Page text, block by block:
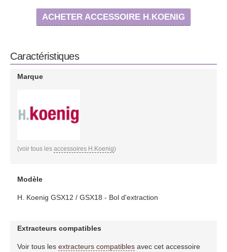
ACHETER ACCESSOIRE H.KOENIG
Caractéristiques
Marque
(voir tous les accessoires H.Koenig)
Modèle
H. Koenig GSX12 / GSX18 - Bol d'extraction
Extracteurs compatibles
Voir tous les extracteurs compatiblesavec cet accessoire